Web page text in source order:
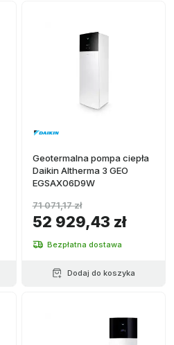
Geotermalna pompa ciepła
Daikin Altherma 3 GEO
EGSAX06D9W
52 929,43 zł
71 071,17 zł
Bezpłatna dostawa
Dodaj do koszyka